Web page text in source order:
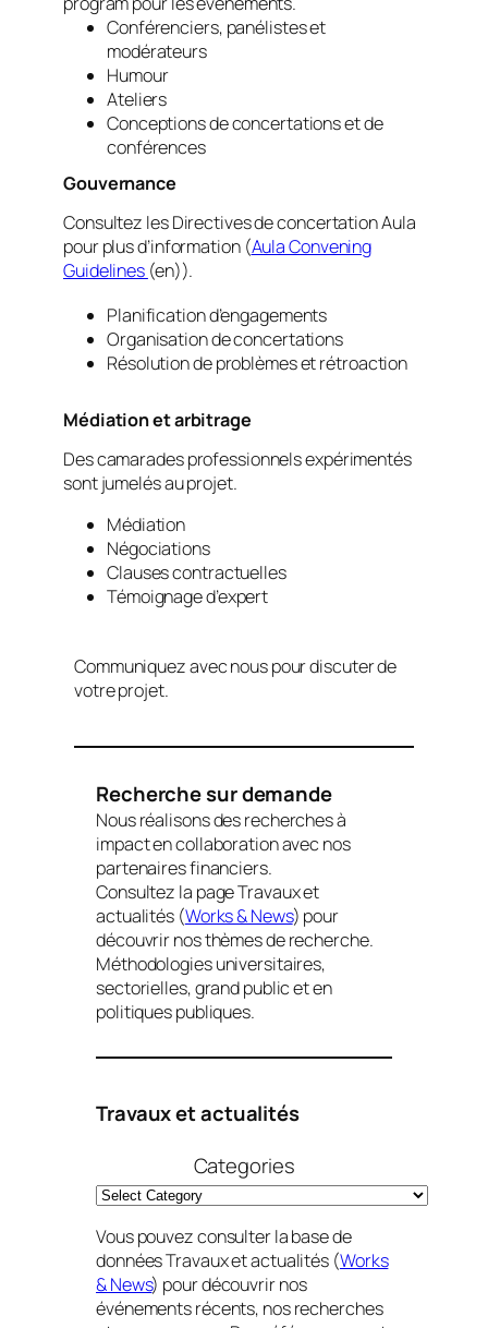
Conférenciers, panélistes et
modérateurs
Humour
Ateliers
Conceptions de concertations et de
conférences
Gouvernance
Consultez les Directives de concertation Aula
pour plus d’information (Aula Convening
Guidelines (en)).
Planification d’engagements
Organisation de concertations
Résolution de problèmes et rétroaction
Médiation et arbitrage
Des camarades professionnels expérimentés
sont jumelés au projet.
Médiation
Négociations
Clauses contractuelles
Témoignage d’expert
Communiquez avec nous pour discuter de
votre projet.
Recherche sur demande
Nous réalisons des recherches à
impact en collaboration avec nos
partenaires financiers.
Consultez la page Travaux et
actualités (Works & News) pour
découvrir nos thèmes de recherche.
Méthodologies universitaires,
sectorielles, grand public et en
politiques publiques.
Travaux et actualités
Categories
Vous pouvez consulter la base de
données Travaux et actualités (Works
& News) pour découvrir nos
événements récents, nos recherches